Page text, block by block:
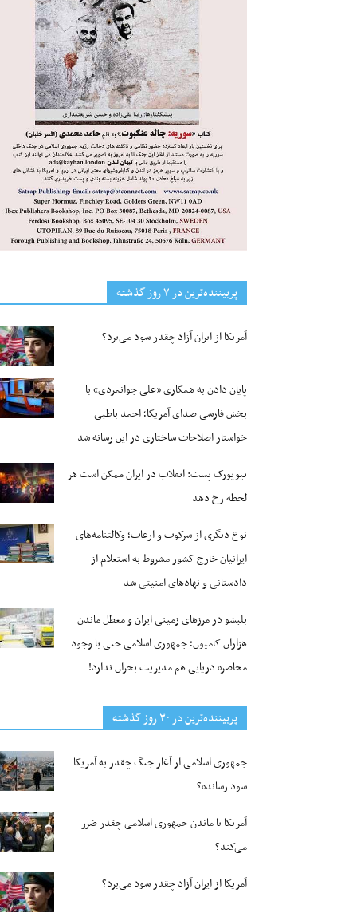
پربیننده‌ترین‌ در ۷ روز گذشته
آمریکا از ایران آزاد چقدر سود می‌برد؟
پایان دادن به همکاری «علی جوانمردی» با
بخش فارسی صدای آمریکا؛ احمد باطبی
خواستار اصلاحات ساختاری در این رسانه شد
نیویورک پست: انقلاب در ایران ممکن است هر
لحظه رخ دهد
نوع دیگری از سرکوب و ارعاب؛ وکالتنامه‌های
ایرانیان خارج کشور مشروط به استعلام از
دادستانی و نهادهای امنیتی شد
بلبشو در مرزهای زمینی ایران و معطل ماندن
هزاران کامیون؛ جمهوری اسلامی حتی با وجود
محاصره دریایی هم مدیریت بحران ندارد!
پربیننده‌ترین‌ در ۳۰ روز گذشته
جمهوری اسلامی از آغاز جنگ چقدر به آمریکا
سود رسانده؟
آمریکا با ماندن جمهوری اسلامی چقدر ضرر
می‌کند؟
آمریکا از ایران آزاد چقدر سود می‌برد؟